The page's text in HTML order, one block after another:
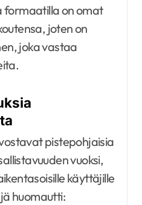
formaatilla on omat
joten on
joka vastaa
pistepohjaisia
vuoksi,
käyttäjille
huomautti: